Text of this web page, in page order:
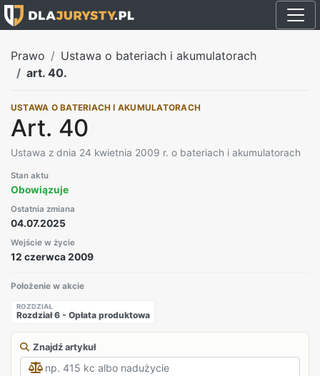
Prawo
Ustawa o bateriach i akumulatorach
art. 40.
USTAWA O BATERIACH I AKUMULATORACH
Art. 40
Ustawa z dnia 24 kwietnia 2009 r. o bateriach i akumulatorach
Stan aktu
Obowiązuje
Ostatnia zmiana
04.07.2025
Wejście w życie
12 czerwca 2009
Położenie w akcie
ROZDZIAŁ
Rozdział 6 - Opłata produktowa
Znajdź artykuł